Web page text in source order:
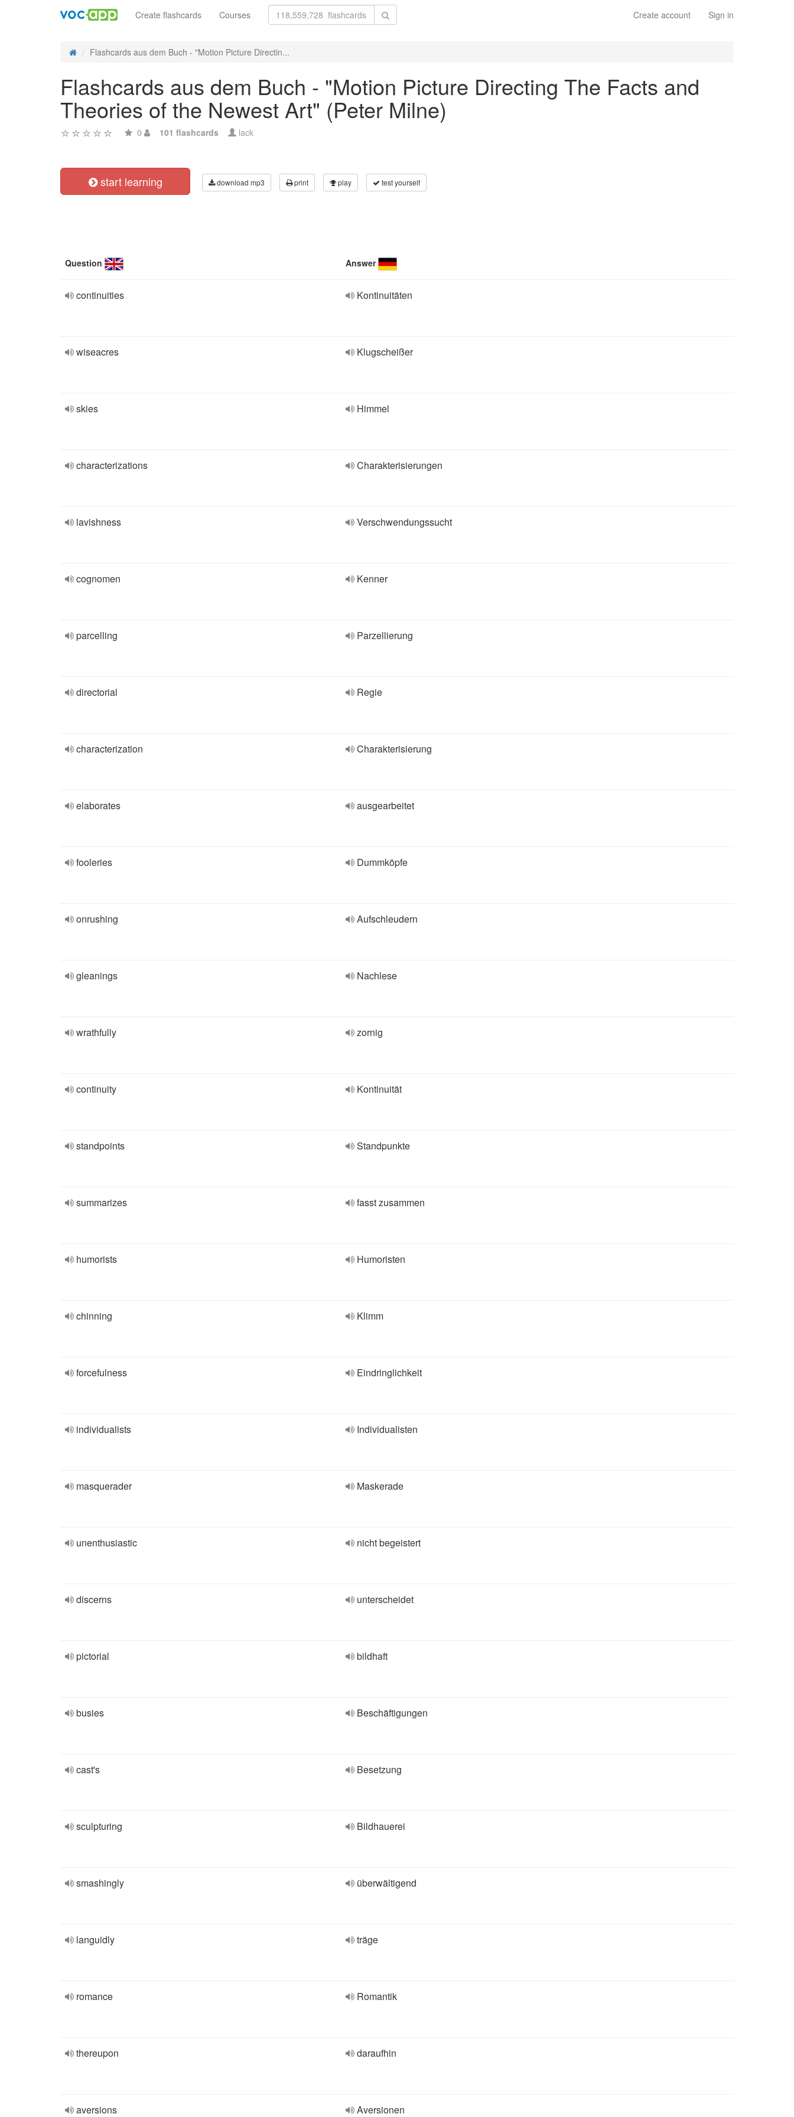
Create account Sign in
Create flashcards Courses
Flashcards aus dem Buch - "Motion Picture Directin...
Flashcards aus dem Buch - "Motion Picture Directing The Facts and
Theories of the Newest Art" (Peter Milne)
0 101 flashcards lack
start learning download mp3 print play test yourself
Question Answer
continuities Kontinuitäten
wiseacres Klugscheißer
skies Himmel
characterizations Charakterisierungen
lavishness Verschwendungssucht
cognomen Kenner
parcelling Parzellierung
directorial Regie
characterization Charakterisierung
elaborates ausgearbeitet
fooleries Dummköpfe
onrushing Aufschleudern
gleanings Nachlese
wrathfully zornig
continuity Kontinuität
standpoints Standpunkte
summarizes fasst zusammen
humorists Humoristen
chinning Klimm
forcefulness Eindringlichkeit
individualists Individualisten
masquerader Maskerade
unenthusiastic nicht begeistert
discerns unterscheidet
pictorial bildhaft
busies Beschäftigungen
cast's Besetzung
sculpturing Bildhauerei
smashingly überwältigend
languidly träge
romance Romantik
thereupon daraufhin
aversions Aversionen